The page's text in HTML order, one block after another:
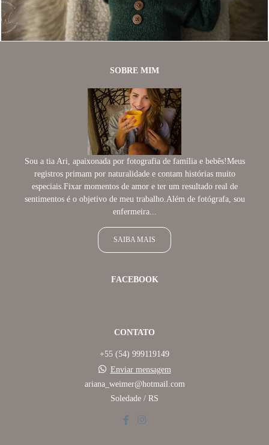
539 0
SOBRE MIM
Sou a tia Ari, apaixonada por fotografia de família e bebês!Meus
registros primam por naturalidade e contam histórias muito
especiais.Fixar momentos de amor e ter um resultado real de
sentimentos é o objetivo de meu trabalho.Além de fotógrafa, sou
enfermeira...
SAIBA MAIS
FACEBOOK
CONTATO
+55 (54) 999119149
Enviar mensagem
ariana_weimer@hotmail.com
Soledade / RS